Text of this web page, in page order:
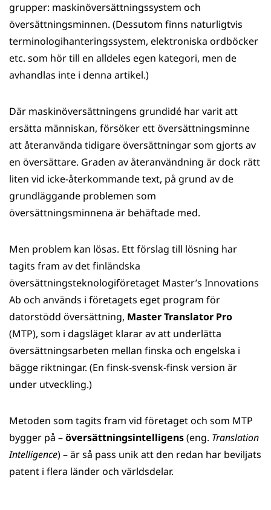
grupper: maskinöversättningssystem och
översättningsminnen. (Dessutom finns naturligtvis
terminologihanteringssystem, elektroniska ordböcker
etc. som hör till en alldeles egen kategori, men de
avhandlas inte i denna artikel.)
Där maskinöversättningens grundidé har varit att
ersätta människan, försöker ett översättningsminne
att återanvända tidigare översättningar som gjorts av
en översättare. Graden av återanvändning är dock rätt
liten vid icke-återkommande text, på grund av de
grundläggande problemen som
översättningsminnena är behäftade med.
Men problem kan lösas. Ett förslag till lösning har
tagits fram av det finländska
översättningsteknologiföretaget Master’s Innovations
Ab och används i företagets eget program för
datorstödd översättning, Master Translator Pro
(MTP), som i dagsläget klarar av att underlätta
översättnings­arbeten mellan finska och engelska i
bägge riktningar. (En finsk-svensk-finsk version är
under utveckling.)
Metoden som tagits fram vid företaget och som MTP
bygger på –översättningsintelligens(eng. Translation
Intelligence) – är så pass unik att den redan har beviljats
patent i flera länder och världsdelar.